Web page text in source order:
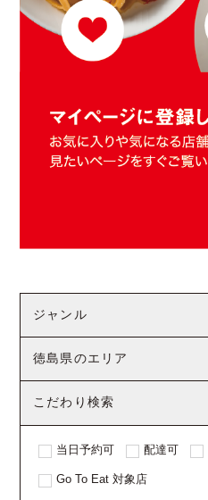
ジャンル
徳島県のエリア
こだわり検索
当日予約可 配達可
Go To Eat 対象店